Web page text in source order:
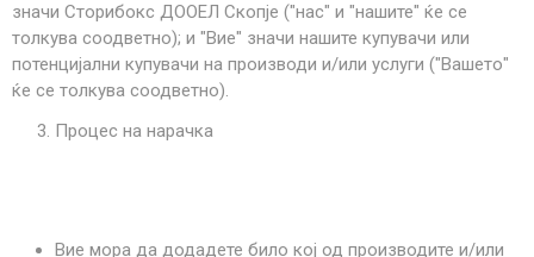
значи Сторибокс ДООЕЛ Скопје ("нас" и "нашите" ќе се
толкува соодветно); и "Вие" значи нашите купувачи или
потенцијални купувачи на производи и/или услуги ("Вашето"
ќе се толкува соодветно).
Процес на нарачка
Вие мора да додадете било кој од производите и/или